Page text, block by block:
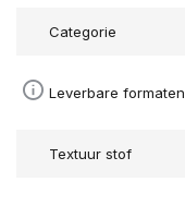
Categorie
Leverbare formaten
Textuur stof